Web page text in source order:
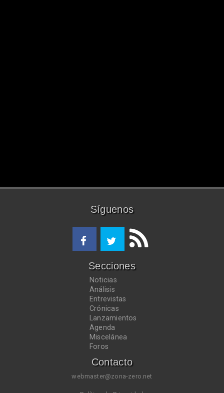
Síguenos
Secciones
Noticias
Análisis
Entrevistas
Crónicas
Lanzamientos
Agenda
Miscelánea
Foros
Contacto
webmaster@zona-zero.net